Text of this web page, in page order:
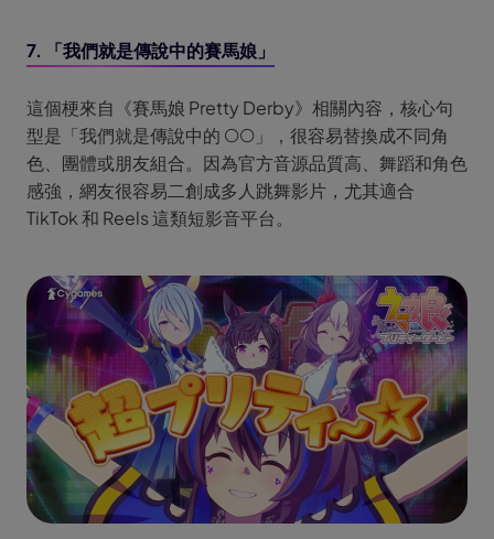
7. 「我們就是傳說中的賽馬娘」
這個梗來自《賽馬娘 Pretty Derby》相關內容，核心句
型是「我們就是傳說中的 ○○」，很容易替換成不同角
色、團體或朋友組合。因為官方音源品質高、舞蹈和角色
感強，網友很容易二創成多人跳舞影片，尤其適合
TikTok 和 Reels 這類短影音平台。